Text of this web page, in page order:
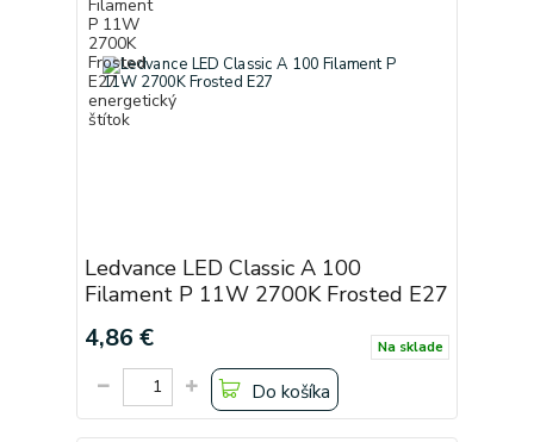
Ledvance LED Classic A 100
Filament P 11W 2700K Frosted E27
4,86 € Na sklade
Do košíka